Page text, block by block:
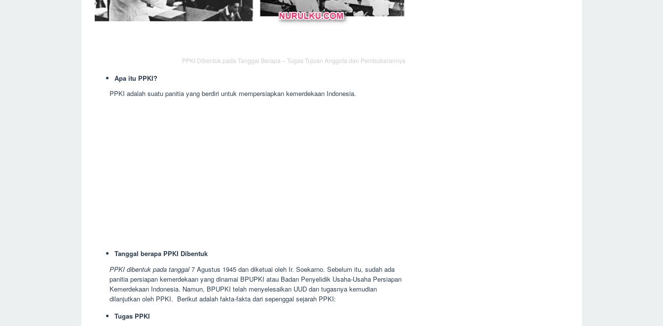
PPKI Dibentuk pada Tanggal Berapa – Tugas Tujuan Anggota dan Pembubarannya
Apa itu PPKI?
PPKI adalah suatu panitia yang berdiri untuk mempersiapkan kemerdekaan Indonesia.
Tanggal berapa PPKI Dibentuk
PPKI dibentuk pada tanggal7 Agustus 1945 dan diketuai oleh Ir. Soekarno. Sebelum itu, sudah ada
panitia persiapan kemerdekaan yang dinamai BPUPKI atau Badan Penyelidik Usaha-Usaha Persiapan
Kemerdekaan Indonesia. Namun, BPUPKI telah menyelesaikan UUD dan tugasnya kemudian
dilanjutkan oleh PPKI. Berikut adalah fakta-fakta dari sepenggal sejarah PPKI:
Tugas PPKI